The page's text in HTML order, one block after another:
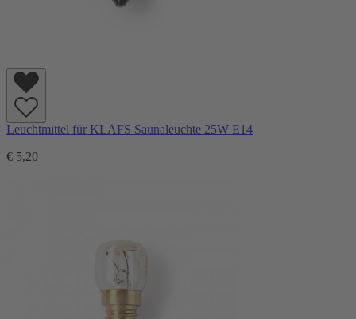
Leuchtmittel für KLAFS Saunaleuchte 25W E14
€ 5,20